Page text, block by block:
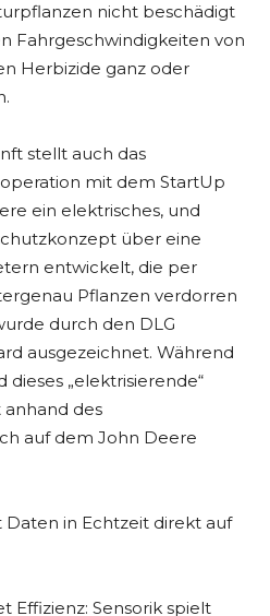
nicht beschädigt
Fahrgeschwindigkeiten von
Herbizide ganz oder
stellt auch das
mit dem StartUp
ein elektrisches, und
über eine
entwickelt, die per
Pflanzen verdorren
durch den DLG
ausgezeichnet. Während
dieses „elektrisierende“
des
auf dem John Deere
Daten in Echtzeit direkt auf
Effizienz: Sensorik spielt